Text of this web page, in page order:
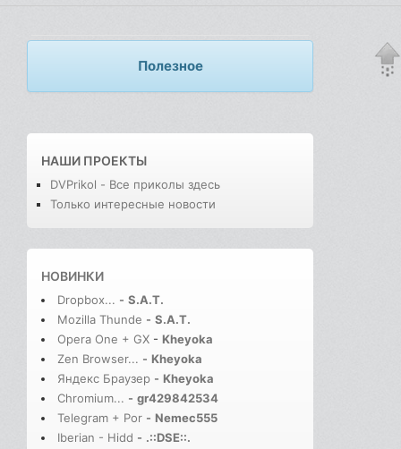
Полезное
НАШИ ПРОЕКТЫ
DVPrikol - Все приколы здесь
Только интересные новости
НОВИНКИ
Dropbox... - S.A.T.
Mozilla Thunde - S.A.T.
Opera One + GX - Kheyoka
Zen Browser... - Kheyoka
Яндекс Браузер - Kheyoka
Chromium... - gr429842534
Telegram + Por - Nemec555
Iberian - Hidd - .::DSE::.